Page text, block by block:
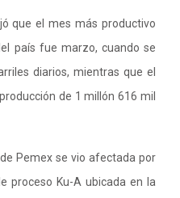
que el mes más productivo
país fue marzo, cuando se
diarios, mientras que el
de 1 millón 616 mil
Pemex se vio afectada por
proceso Ku-A ubicada en la